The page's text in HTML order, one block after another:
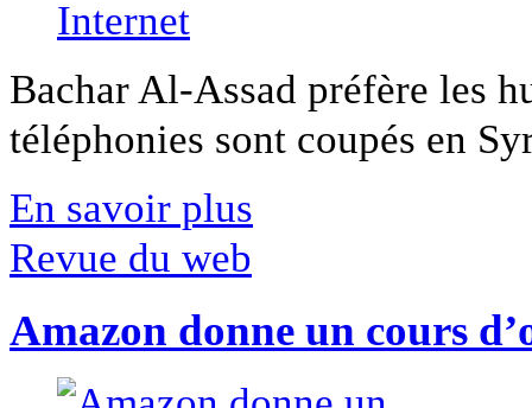
Bachar Al-Assad préfère les
téléphonies sont coupés en
En savoir plus
Revue du web
Amazon donne un cours